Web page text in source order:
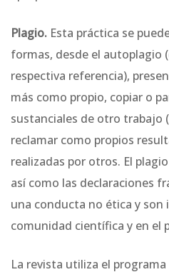
Plagio. Esta práctica se
formas, desde el autoplagio
respectiva referencia),
más como propio, copiar o
sustanciales de otro trabajo
reclamar como propios
realizadas por otros. El
así como las declaraciones
una conducta no ética y son
comunidad científica y en el
La revista utiliza el